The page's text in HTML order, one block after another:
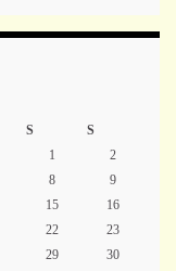
S
S
1
2
8
9
15
16
22
23
29
30